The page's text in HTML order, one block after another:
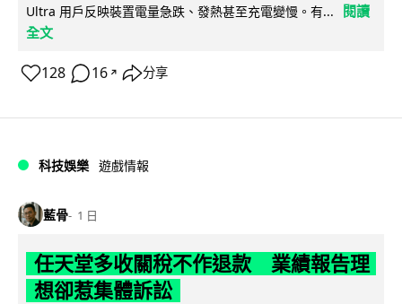
Ultra 用戶反映裝置電量急跌、發熱甚至充電變慢。有...
閱讀
全文
128 16 ↗ 分享
科技娛樂 遊戲情報
藍骨 1 日
任天堂多收關稅不作退款 業績報告理
想卻惹集體訴訟